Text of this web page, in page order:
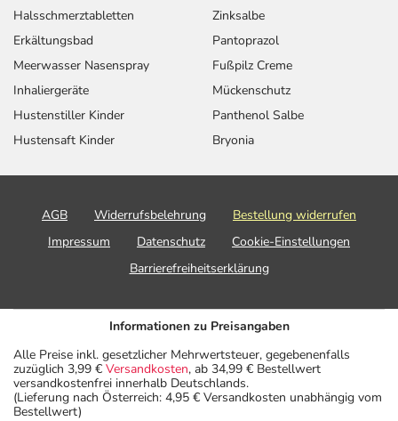
Halsschmerztabletten
Erkältungsbad
Meerwasser Nasenspray
Inhaliergeräte
Hustenstiller Kinder
Hustensaft Kinder
Zinksalbe
Pantoprazol
Fußpilz Creme
Mückenschutz
Panthenol Salbe
Bryonia
AGB Widerrufsbelehrung
Bestellung widerrufen
Impressum
Datenschutz
Cookie-Einstellungen
Barrierefreiheitserklärung
Informationen zu Preisangaben
Alle Preise inkl. gesetzlicher Mehrwertsteuer, gegebenenfalls
zuzüglich 3,99 € Versandkosten, ab 34,99 € Bestellwert
versandkostenfrei innerhalb Deutschlands.
(Lieferung nach Österreich: 4,95 € Versandkosten unabhängig vom
Bestellwert)